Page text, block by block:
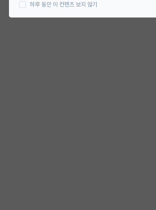
하루 동안 이 컨텐츠 보지 않기